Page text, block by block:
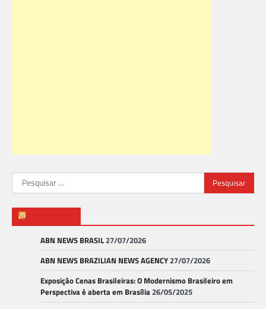
Pesquisar
por:
ABN NEWS BRASIL27/07/2026
ABN NEWS BRAZILIAN NEWS AGENCY27/07/2026
Exposição Cenas Brasileiras: O Modernismo Brasileiro em
Perspectiva é aberta em Brasília26/05/2025